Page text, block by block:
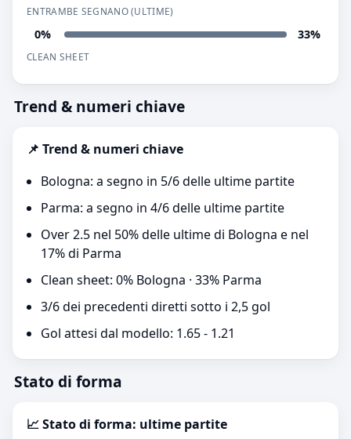
ENTRAMBE SEGNANO (ULTIME)
0% 33%
CLEAN SHEET
Trend & numeri chiave
📌 Trend & numeri chiave
Bologna: a segno in 5/6 delle ultime partite
Parma: a segno in 4/6 delle ultime partite
Over 2.5 nel 50% delle ultime di Bologna e nel
17% di Parma
Clean sheet: 0% Bologna · 33% Parma
3/6 dei precedenti diretti sotto i 2,5 gol
Gol attesi dal modello: 1.65 - 1.21
Stato di forma
📈 Stato di forma: ultime partite